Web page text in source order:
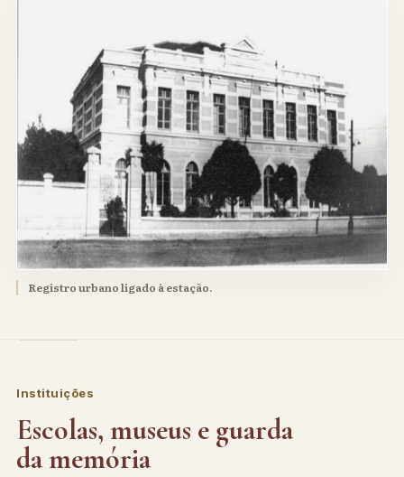
Registro urbano ligado à estação.
Instituições
Escolas, museus e guarda
da memória